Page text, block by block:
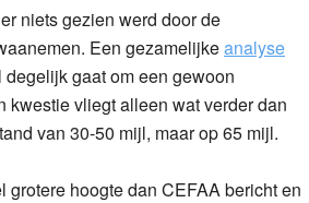
niets gezien werd door de
Een gezamelijkeanalyse
gaat om een gewoon
kwestie vliegt alleen wat verder dan
van 30-50 mijl, maar op 65 mijl.
hoogte dan CEFAA bericht en